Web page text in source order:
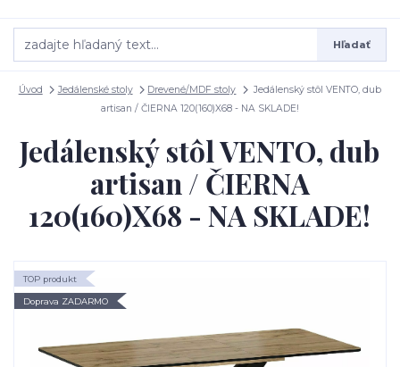
Hľadať
Úvod Jedálenské stoly Drevené/MDF stoly
Jedálenský stôl VENTO, dub
artisan / ČIERNA 120(160)X68 - NA SKLADE!
Jedálenský stôl VENTO, dub
artisan / ČIERNA
120(160)X68 - NA SKLADE!
TOP produkt
Doprava ZADARMO